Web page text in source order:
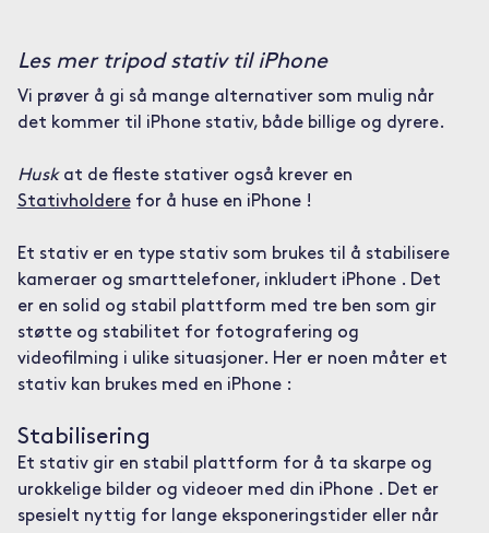
Les mer tripod stativ til iPhone
Vi prøver å gi så mange alternativer som mulig når
det kommer til iPhone stativ, både billige og dyrere.
Huskat de fleste stativer også krever en
Stativholderefor å huse en iPhone !
Et stativ er en type stativ som brukes til å stabilisere
kameraer og smarttelefoner, inkludert iPhone . Det
er en solid og stabil plattform med tre ben som gir
støtte og stabilitet for fotografering og
videofilming i ulike situasjoner. Her er noen måter et
stativ kan brukes med en iPhone :
Stabilisering
Et stativ gir en stabil plattform for å ta skarpe og
urokkelige bilder og videoer med din iPhone . Det er
spesielt nyttig for lange eksponeringstider eller når